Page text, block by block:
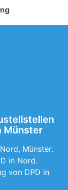
Münster
Münster.
in Nord.
von DPD in